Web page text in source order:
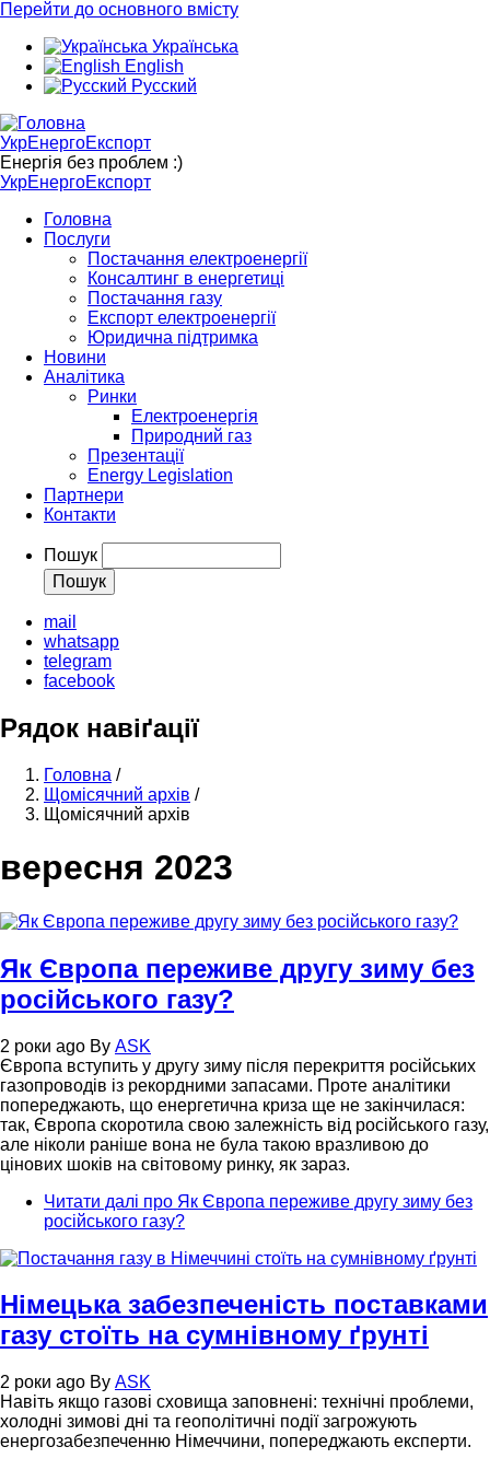
Перейти до основного вмісту
Українська
English
Русский
УкрЕнергоЕкспорт
Енергія без проблем :)
УкрЕнергоЕкспорт
Головна
Послуги
Постачання електроенергії
Консалтинг в енергетиці
Постачання газу
Експорт електроенергії
Юридична підтримка
Новини
Аналітика
Ринки
Електроенергія
Природний газ
Презентації
Energy Legislation
Партнери
Контакти
Пошук
mail
whatsapp
telegram
facebook
Рядок навіґації
Головна /
Щомісячний архів /
Щомісячний архів
вересня 2023
Як Європа переживе другу зиму без
російського газу?
2 роки ago By ASK
Європа вступить у другу зиму після перекриття російських
газопроводів із рекордними запасами. Проте аналітики
попереджають, що енергетична криза ще не закінчилася:
так, Європа скоротила свою залежність від російського газу,
але ніколи раніше вона не була такою вразливою до
цінових шоків на світовому ринку, як зараз.
Читати далі про Як Європа переживе другу зиму без
російського газу?
Німецька забезпеченість поставками
газу стоїть на сумнівному ґрунті
2 роки ago By ASK
Навіть якщо газові сховища заповнені: технічні проблеми,
холодні зимові дні та геополітичні події загрожують
енергозабезпеченню Німеччини, попереджають експерти.